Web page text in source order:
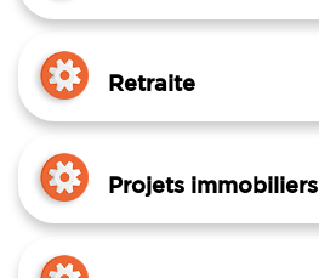
Retraite
Projets immobiliers